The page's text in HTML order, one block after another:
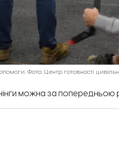
Фото: Центр готовності
можна за